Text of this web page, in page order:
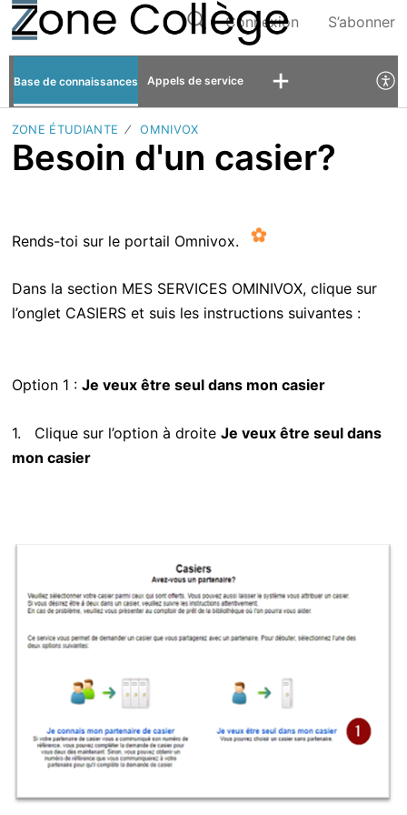
Connexion S’abonner
Base de connaissances Appels de service
ZONE ÉTUDIANTE OMNIVOX
Besoin d'un casier?
Rends-toi sur le portail Omnivox.
Dans la section MES SERVICES OMINIVOX, clique sur
l’onglet CASIERS et suis les instructions suivantes :
Option 1 : Je veux être seul dans mon casier
1. Clique sur l’option à droite Je veux être seul dans
mon casier